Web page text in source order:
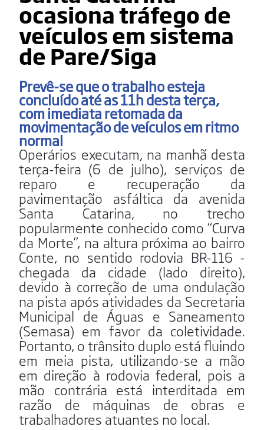
ocasiona tráfego de
veículos em sistema
de Pare/Siga
Prevê-se que o trabalho esteja
concluído até as 11h desta terça,
com imediata retomada da
movimentação de veículos em ritmo
normal
Operários executam, na manhã desta
terça-feira (6 de julho), serviços de
reparo e recuperação da
pavimentação asfáltica da avenida
Santa Catarina, no trecho
popularmente conhecido como “Curva
da Morte”, na altura próxima ao bairro
Conte, no sentido rodovia BR-116 -
chegada da cidade (lado direito),
devido à correção de uma ondulação
na pista após atividades da Secretaria
Municipal de Águas e Saneamento
(Semasa) em favor da coletividade.
Portanto, o trânsito duplo está fluindo
em meia pista, utilizando-se a mão
em direção à rodovia federal, pois a
mão contrária está interditada em
razão de máquinas de obras e
trabalhadores atuantes no local.